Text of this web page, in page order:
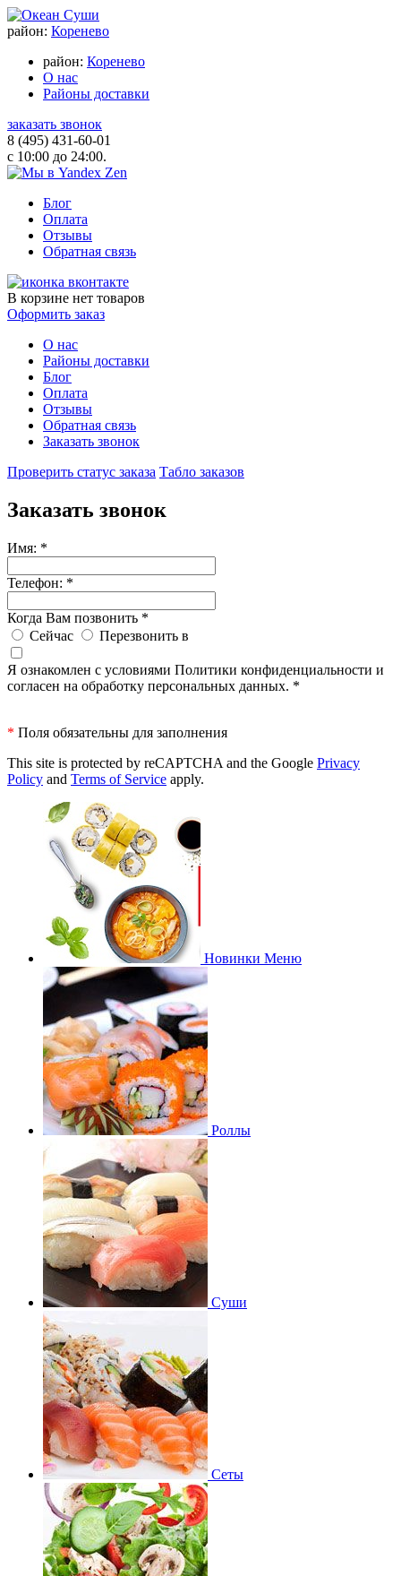
район: Коренево
район: Коренево
О нас
Районы доставки
заказать звонок
8 (495) 431-60-01
с 10:00 до 24:00.
Блог
Оплата
Отзывы
Обратная связь
В корзине нет товаров
Оформить заказ
О нас
Районы доставки
Блог
Оплата
Отзывы
Обратная связь
Заказать звонок
Проверить статус заказа Табло заказов
Заказать звонок
Имя: *
Телефон: *
Когда Вам позвонить *
Сейчас
Перезвонить в
Я ознакомлен с условиями Политики конфиденциальности и
согласен на обработку персональных данных. *
* Поля обязательны для заполнения
This site is protected by reCAPTCHA and the Google Privacy
Policy and Terms of Service apply.
Новинки Меню
Роллы
Суши
Сеты